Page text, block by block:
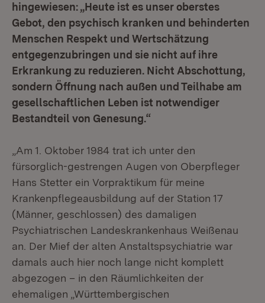
hingewiesen: „Heute ist es unser oberstes
Gebot, den psychisch kranken und behinderten
Menschen Respekt und Wertschätzung
entgegenzubringen und sie nicht auf ihre
Erkrankung zu reduzieren. Nicht Abschottung,
sondern Öffnung nach außen und Teilhabe am
gesellschaftlichen Leben ist notwendiger
Bestandteil von Genesung.“
„Am 1. Oktober 1984 trat ich unter den
fürsorglich-gestrengen Augen von Oberpfleger
Hans Stetter ein Vorpraktikum für meine
Krankenpflegeausbildung auf der Station 17
(Männer, geschlossen) des damaligen
Psychiatrischen Landeskrankenhaus Weißenau
an. Der Mief der alten Anstaltspsychiatrie war
damals auch hier noch lange nicht komplett
abgezogen – in den Räumlichkeiten der
ehemaligen „Württembergischen